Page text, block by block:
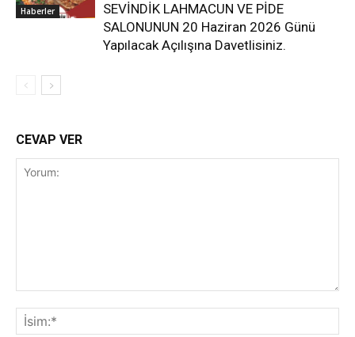
Haberler
SEVİNDİK LAHMACUN VE PİDE
SALONUNUN 20 Haziran 2026 Günü
Yapılacak Açılışına Davetlisiniz.
CEVAP VER